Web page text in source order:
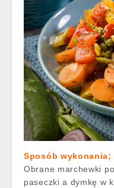
Sposób wykonania;
Obrane marchewki
paseczki a dymkę w